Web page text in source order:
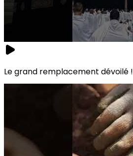
Le grand remplacement dévoilé !